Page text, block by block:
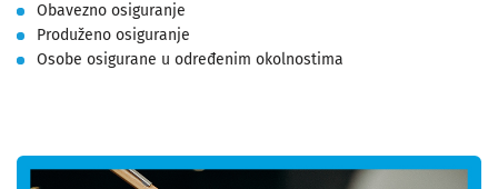
Obavezno osiguranje
Produženo osiguranje
Osobe osigurane u određenim okolnostima